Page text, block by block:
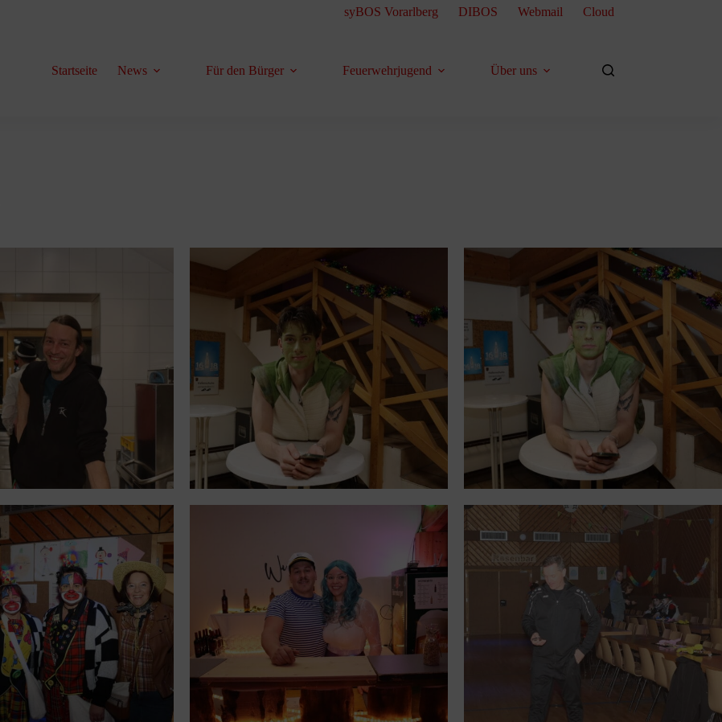
syBOS Vorarlberg DIBOS Webmail Cloud
Startseite News Für den Bürger Feuerwehrjugend Über uns